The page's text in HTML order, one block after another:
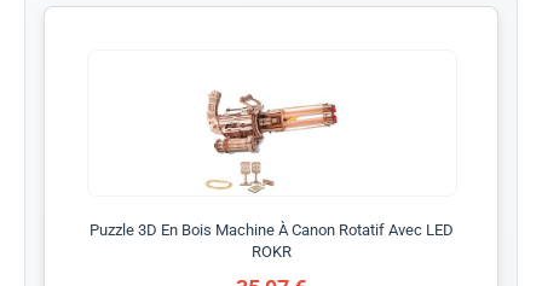
Puzzle 3D En Bois Machine À Canon Rotatif Avec LED
ROKR